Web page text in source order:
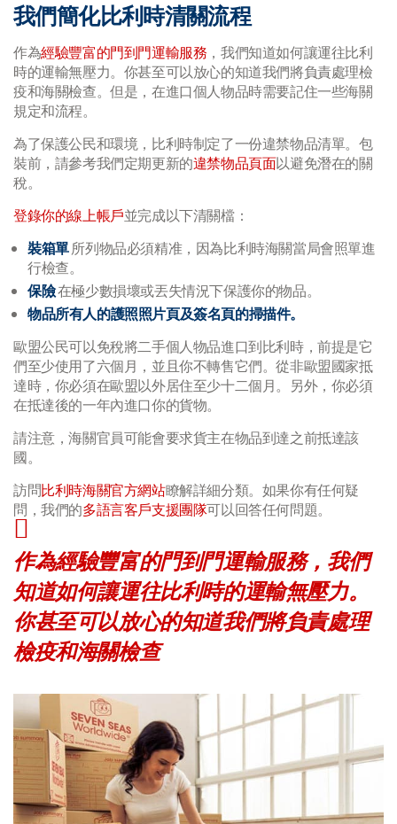
我們簡化比利時清關流程
作為經驗豐富的門到門運輸服務 ，我們知道如何讓運往比利
時的運輸無壓力。你甚至可以放心的知道我們將負責處理檢
疫和海關檢查。但是，在進口個人物品時需要記住一些海關
規定和流程。
為了保護公民和環境，比利時制定了一份違禁物品清單。包
裝前，請參考我們定期更新的違禁物品頁面以避免潛在的關
稅。
登錄你的線上帳戶並完成以下清關檔：
裝箱單所列物品必須精准，因為比利時海關當局會照單進
行檢查。
保險在極少數損壞或丟失情況下保護你的物品。
物品所有人的護照照片頁及簽名頁的掃描件。
歐盟公民可以免稅將二手個人物品進口到比利時，前提是它
們至少使用了六個月，並且你不轉售它們。從非歐盟國家抵
達時，你必須在歐盟以外居住至少十二個月。另外，你必須
在抵達後的一年內進口你的貨物。
請注意，海關官員可能會要求貨主在物品到達之前抵達該
國。
訪問比利時海關官方網站瞭解詳細分類。如果你有任何疑
問，我們的多語言客戶支援團隊可以回答任何問題。
作為經驗豐富的門到門運輸服務，我們
知道如何讓運往比利時的運輸無壓力。
你甚至可以放心的知道我們將負責處理
檢疫和海關檢查